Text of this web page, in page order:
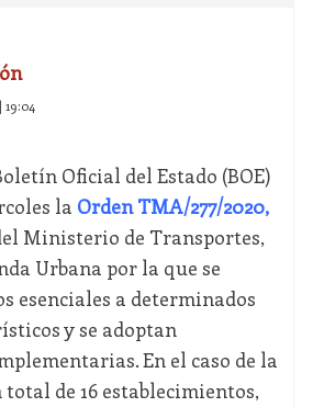
19:04
Oficial del Estado (BOE)
la Orden TMA/277/2020,
Ministerio de Transportes,
Urbana por la que se
esenciales a determinados
y se adoptan
En el caso de la
de 16 establecimientos,